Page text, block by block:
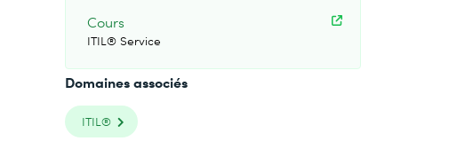
Cours
ITIL® Service
Domaines associés
ITIL®